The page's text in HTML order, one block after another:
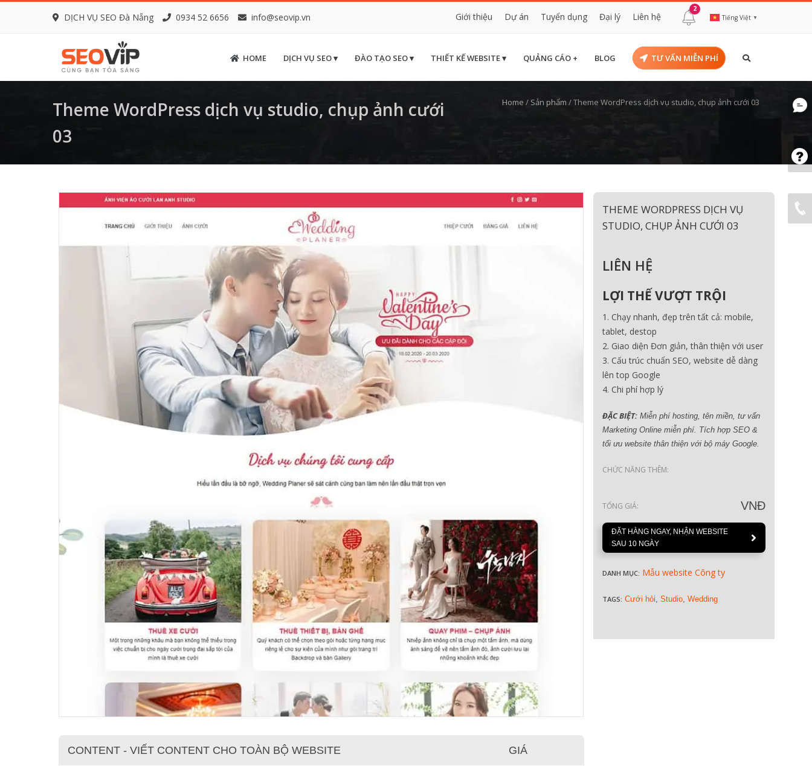
DỊCH VỤ SEO Đà Nẵng 0934 52 6656 info@seovip.vn Giới thiệu Dự án Tuyển dụng Đại lý Liên hệ
2
Tiếng Việt ▼
HOME DỊCH VỤ SEO ▾ ĐÀO TẠO SEO ▾ THIẾT KẾ WEBSITE ▾ QUẢNG CÁO + BLOG TƯ VẤN MIỄN PHÍ
Theme WordPress dịch vụ studio, chụp ảnh cưới
03
Home / Sản phẩm /Theme WordPress dịch vụ studio, chụp ảnh cưới 03
CONTENT - VIẾT CONTENT CHO TOÀN BỘ WEBSITE GIÁ
THEME WORDPRESS DỊCH VỤ
STUDIO, CHỤP ẢNH CƯỚI 03
LIÊN HỆ
LỢI THẾ VƯỢT TRỘI
Chạy nhanh, đẹp trên tất cả: mobile,
tablet, destop
Giao diện Đơn giản, thân thiện với user
Cấu trúc chuẩn SEO, website dễ dàng
lên top Google
Chi phí hợp lý
ĐẶC BIỆT: Miễn phí hosting, tên miền, tư vấn
Marketing Online miễn phí. Tích hợp SEO &
tối ưu website thân thiện với bộ máy Google.
CHỨC NĂNG THÊM:
TỔNG GIÁ: VNĐ
ĐẶT HÀNG NGAY, NHẬN WEBSITE
SAU 10 NGÀY
DANH MỤC: Mẫu website Công ty
TAGS: Cưới hỏi, Studio, Wedding